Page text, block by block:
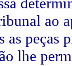
ao
as peças
lhe